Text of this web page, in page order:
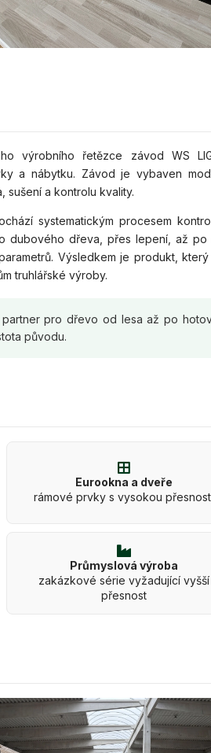
výrobního řetězce závod WS
a nábytku. Závod je vybaven
sušení a kontrolu kvality.
systematickým procesem
dubového dřeva, přes lepení, až po
Výsledkem je produkt, který
truhlářské výroby.
pro dřevo od lesa až po
původu.
Eurookna a dveře
rámové prvky s vysokou
Průmyslová výroba
zakázkové série vyžadující vyšší
přesnost